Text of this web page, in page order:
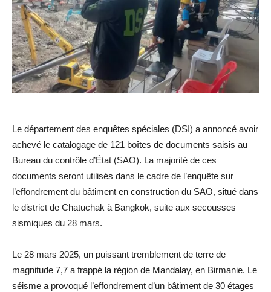
Le département des enquêtes spéciales (DSI) a annoncé avoir
achevé le catalogage de 121 boîtes de documents saisis au
Bureau du contrôle d’État (SAO). La majorité de ces
documents seront utilisés dans le cadre de l’enquête sur
l’effondrement du bâtiment en construction du SAO, situé dans
le district de Chatuchak à Bangkok, suite aux secousses
sismiques du 28 mars.
Le 28 mars 2025, un puissant tremblement de terre de
magnitude 7,7 a frappé la région de Mandalay, en Birmanie. Le
séisme a provoqué l’effondrement d’un bâtiment de 30 étages